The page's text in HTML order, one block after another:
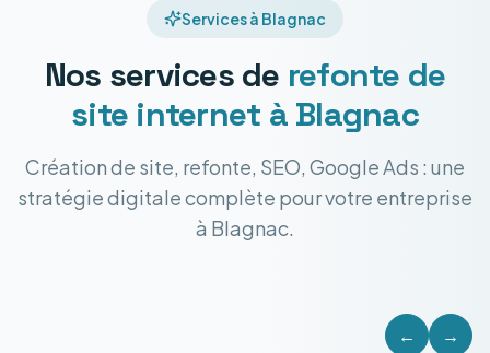
Services à Blagnac
Nos services de refonte de
site internet à Blagnac
Création de site, refonte, SEO, Google Ads : une
stratégie digitale complète pour votre entreprise
à Blagnac.
← →